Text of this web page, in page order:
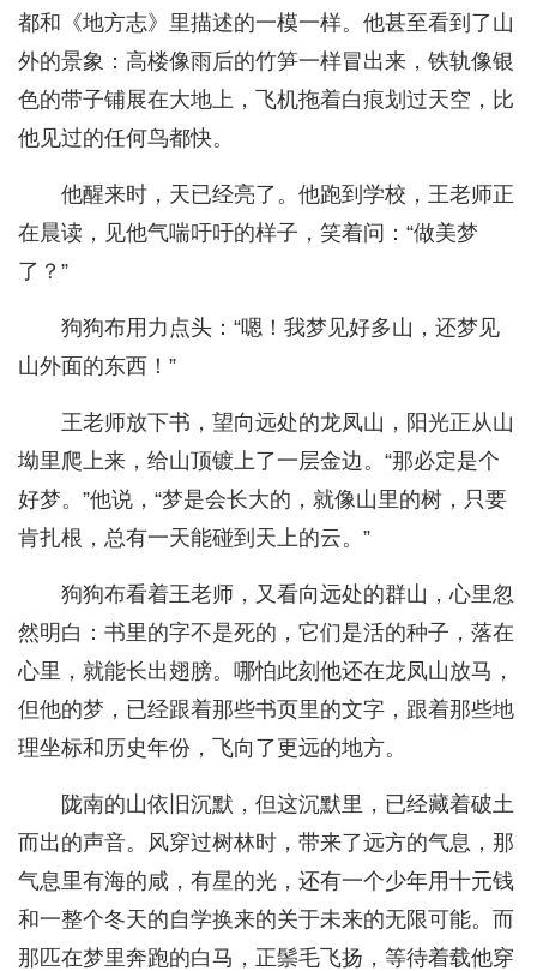
都和《地方志》里描述的一模一样。他甚至看到了山
外的景象：高楼像雨后的竹笋一样冒出来，铁轨像银
色的带子铺展在大地上，飞机拖着白痕划过天空，比
他见过的任何鸟都快。
他醒来时，天已经亮了。他跑到学校，王老师正
在晨读，见他气喘吁吁的样子，笑着问：“做美梦
了？”
狗狗布用力点头：“嗯！我梦见好多山，还梦见
山外面的东西！”
王老师放下书，望向远处的龙凤山，阳光正从山
坳里爬上来，给山顶镀上了一层金边。“那必定是个
好梦。”他说，“梦是会长大的，就像山里的树，只要
肯扎根，总有一天能碰到天上的云。”
狗狗布看着王老师，又看向远处的群山，心里忽
然明白：书里的字不是死的，它们是活的种子，落在
心里，就能长出翅膀。哪怕此刻他还在龙凤山放马，
但他的梦，已经跟着那些书页里的文字，跟着那些地
理坐标和历史年份，飞向了更远的地方。
陇南的山依旧沉默，但这沉默里，已经藏着破土
而出的声音。风穿过树林时，带来了远方的气息，那
气息里有海的咸，有星的光，还有一个少年用十元钱
和一整个冬天的自学换来的关于未来的无限可能。而
那匹在梦里奔跑的白马，正鬃毛飞扬，等待着载他穿